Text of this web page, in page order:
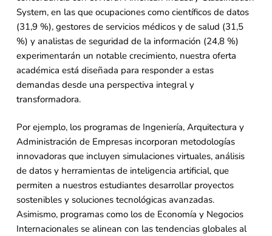
System, en las que ocupaciones como científicos de datos
(31,9 %), gestores de servicios médicos y de salud (31,5
%) y analistas de seguridad de la información (24,8 %)
experimentarán un notable crecimiento, nuestra oferta
académica está diseñada para responder a estas
demandas desde una perspectiva integral y
transformadora.
Por ejemplo, los programas de Ingeniería, Arquitectura y
Administración de Empresas incorporan metodologías
innovadoras que incluyen simulaciones virtuales, análisis
de datos y herramientas de inteligencia artificial, que
permiten a nuestros estudiantes desarrollar proyectos
sostenibles y soluciones tecnológicas avanzadas.
Asimismo, programas como los de Economía y Negocios
Internacionales se alinean con las tendencias globales al